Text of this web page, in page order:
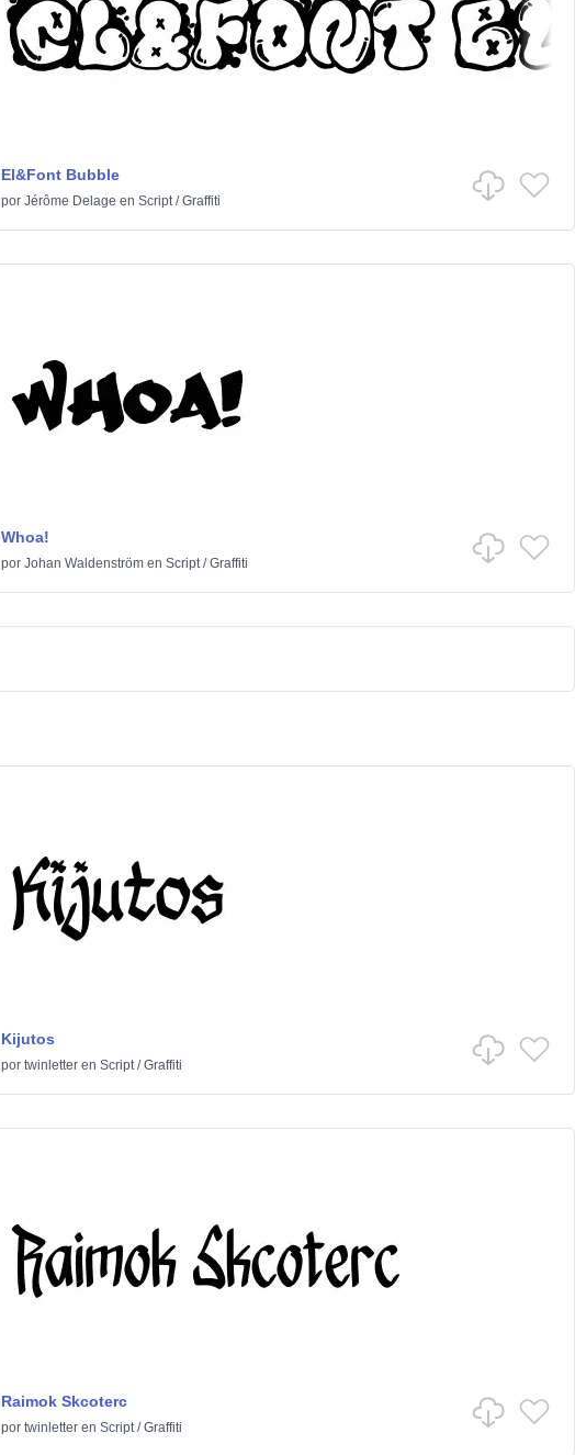
El&Font Bubble
por Jérôme Delage en Script/Graffiti
Whoa!
por Johan Waldenströmen Script/Graffiti
Kijutos
por twinletteren Script/Graffiti
Raimok Skcoterc
por twinletteren Script/Graffiti